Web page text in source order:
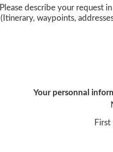
Please describe your request
(Itinerary, waypoints,
Your personnal
First